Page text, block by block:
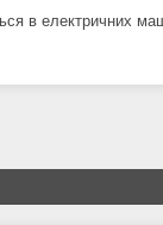
в електричних